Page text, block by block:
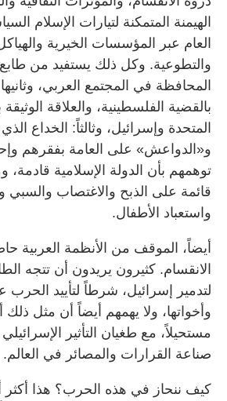
الهيمنة المتمكنة لتيارات الإسلام
العام عبر المؤسسات الخيرية والهياكل
والتطوعية. وكل ذلك يستفيد من طابع
المحافظة في المجتمع العربي،
بالقضية الفلسطينية، والعلاقة الوثيقة
المتحدة وإسرائيل، وثالثاً: الخداع
و«الدواعش» على العامة بفقرهم
توهمهم بأن الدولة الإسلامية
قائمة على الذبح والاغتصاب والسبي
واستعباد الأطفال.
أيضاً، الموقف من الأنظمة العربية
الانقسام. كثيرون يريدون أن تتجه
لتدمير إسرائيل، شرطاً لتأييد
وأخواتها، ولا يهمهم أيضاً أن مثل ذلك
مستحيلاً، مع طغيان التأثير
صناعة القرارات والمصائر في العالم.
كيف ننحاز في هذه الحرب؟ هذا أكثر